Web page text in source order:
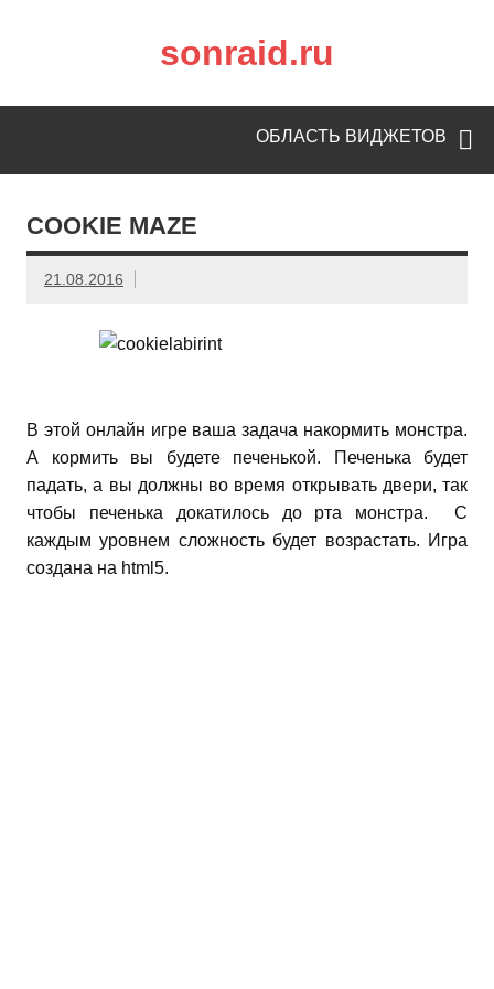
sonraid.ru
ОБЛАСТЬ ВИДЖЕТОВ
COOKIE MAZE
21.08.2016
В этой онлайн игре ваша задача накормить монстра.
А кормить вы будете печенькой. Печенька будет
падать, а вы должны во время открывать двери, так
чтобы печенька докатилось до рта монстра. С
каждым уровнем сложность будет возрастать. Игра
создана на html5.